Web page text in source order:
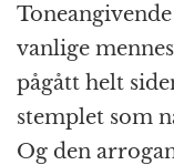
vanlige
pågått helt
stemplet som
Og den